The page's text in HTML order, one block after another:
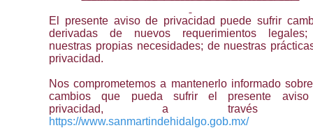
El presente aviso de privacidad puede sufrir
derivadas de nuevos requerimientos
nuestras propias necesidades; de nuestras
privacidad.
Nos comprometemos a mantenerlo informado
cambios que pueda sufrir el presente
privacidad, a través
https://www.sanmartindehidalgo.gob.mx/